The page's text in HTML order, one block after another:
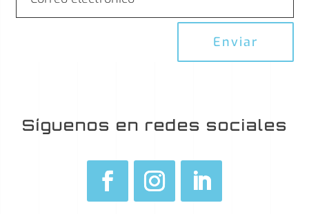
Enviar
Síguenos en redes sociales